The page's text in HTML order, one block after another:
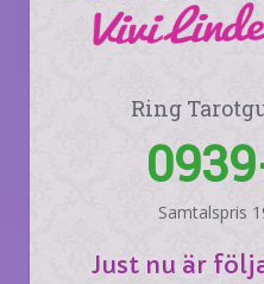
Ring
Samtalspris
Just nu är